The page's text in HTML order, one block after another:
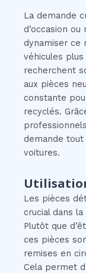
La demande
d’occasion
dynamiser ce
véhicules
recherchent
aux pièces
constante
recyclés.
demande
voitures.
Les pièces
crucial dans
Plutôt que
ces pièces
remises en
Cela permet